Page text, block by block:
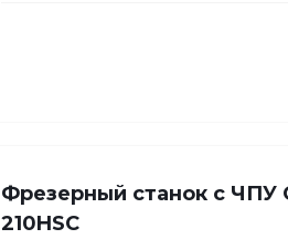
Фрезерный станок с ЧПУ
210HSC